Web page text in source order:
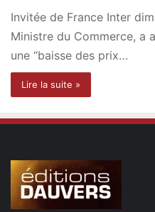
Invitée de France Inter
Ministre du Commerce, a
une “baisse des prix…
Lire la suite »